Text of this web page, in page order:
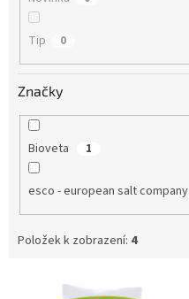
Tip 0
Značky
Bioveta 1
esco - european salt company
Položek k zobrazení: 4